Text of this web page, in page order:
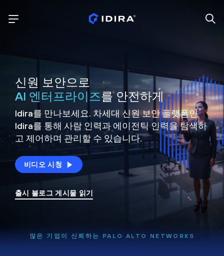
신원 보안으로
AI 엔터프라이즈를 안전하게
Idira를 만나보세요. 차세대 신원보안 플랫폼인
Idira를 통해 사람 인력과 에이전틱 인력을탐색하
고 제어하며 관리할 수 있습니다.
비디오 시청
출시 블로그 게시물 읽기
많은 기업이 신뢰하는 PALO ALTO NETWORKS